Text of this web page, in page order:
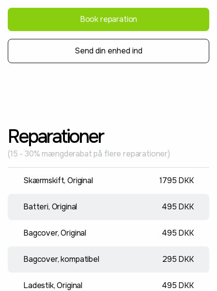
Book reparation
Send din enhed ind
Reparationer
(15 - 30% mængderabat på flere reparationer)
Skærmskift, Original 1795 DKK
Batteri, Original 495 DKK
Bagcover, Original 495 DKK
Bagcover, kompatibel 295 DKK
Ladestik, Original 495 DKK